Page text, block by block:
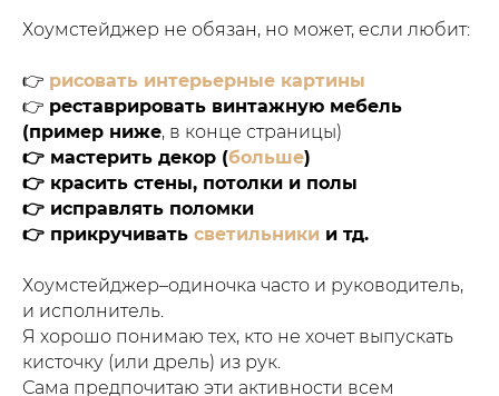
Хоумстейджер не обязан, но может, если любит:
👉 рисовать интерьерные картины
👉 реставрировать винтажную мебель
(пример ниже, в конце страницы)
👉 мастерить декор (больше)
👉 красить стены, потолки и полы
👉 исправлять поломки
👉 прикручивать светильники и тд.
Хоумстейджер–одиночка часто и руководитель,
и исполнитель.
Я хорошо понимаю тех, кто не хочет выпускать
кисточку (или дрель) из рук.
Сама предпочитаю эти активности всем